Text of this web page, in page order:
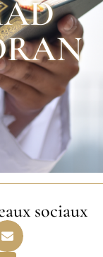
sociaux